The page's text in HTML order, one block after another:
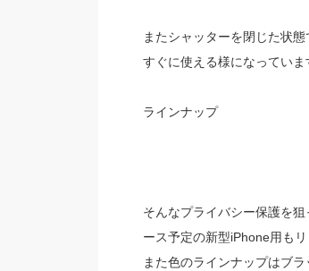
またシャッターを閉じた状
すぐに使える様になっていま
ラインナップ
そんなプライバシー保護を
ース予定の新型iPhone用もリ
また色のラインナップはブ